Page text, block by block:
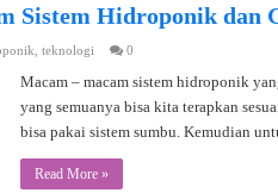
Sistem Hidroponik dan
teknologi 0
Macam – macam sistem hidroponik
yang semuanya bisa kita terapkan
bisa pakai sistem sumbu. Kemudian
Read More »